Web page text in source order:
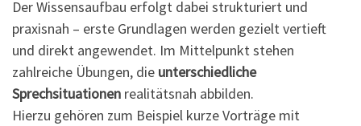
Der Wissensaufbau erfolgt dabei strukturiert und
praxisnah – erste Grundlagen werden gezielt vertieft
und direkt angewendet. Im Mittelpunkt stehen
zahlreiche Übungen, die unterschiedliche
Sprechsituationen realitätsnah abbilden.
Hierzu gehören zum Beispiel kurze Vorträge mit